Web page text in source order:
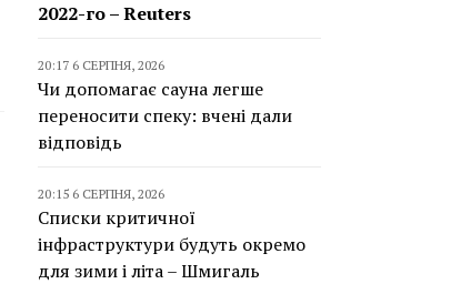
2022-го – Reuters
20:17 6 СЕРПНЯ, 2026
Чи допомагає сауна легше
переносити спеку: вчені дали
відповідь
20:15 6 СЕРПНЯ, 2026
Списки критичної
інфраструктури будуть окремо
для зими і літа – Шмигаль